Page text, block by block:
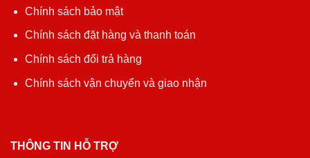
Chính sách bảo mật
Chính sách đặt hàng và thanh toán
Chính sách đổi trả hàng
Chính sách vận chuyển và giao nhận
THÔNG TIN HỖ TRỢ